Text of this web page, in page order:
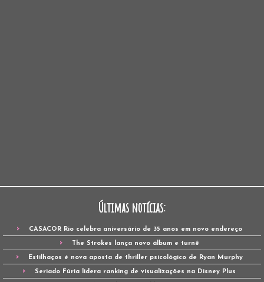
Últimas notícias:
CASACOR Rio celebra aniversário de 35 anos em novo endereço
The Strokes lança novo álbum e turnê
Estilhaços é nova aposta de thriller psicológico de Ryan Murphy
Seriado Fúria lidera ranking de visualizações na Disney Plus